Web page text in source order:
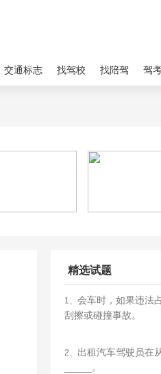
交通标志 找驾校 找陪驾 驾
精选试题
1、 会车时，如果违法
刮擦或碰撞事故。
2、 出租汽车驾驶员在
_____。